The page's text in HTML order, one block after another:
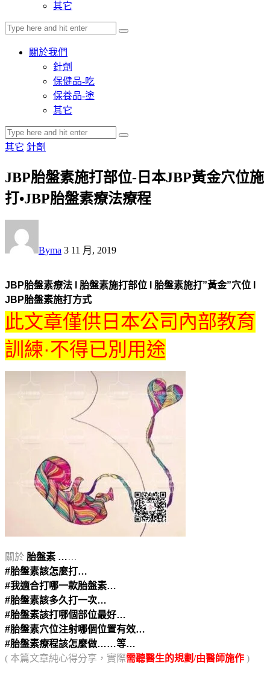
其它
關於我們
針劑
保健品-吃
保養品-塗
其它
其它 針劑
JBP胎盤素施打部位-日本JBP黃金穴位施
打•JBP胎盤素療法療程
Byma 3 11 月, 2019
JBP胎盤素療法 l 胎盤素施打部位 l 胎盤素施打”黃金”穴位 I
JBP胎盤素施打方式
此文章僅供日本公司內部教育
訓練·不得已別用途
關於 胎盤素 ……
#胎盤素該怎麼打…
#我適合打哪一款胎盤素…
#胎盤素該多久打一次…
#胎盤素該打哪個部位最好…
#胎盤素穴位注射哪個位置有效…
#胎盤素療程該怎麼做……等…
( 本篇文章純心得分享，實際需聽醫生的規劃/由醫師施作 )